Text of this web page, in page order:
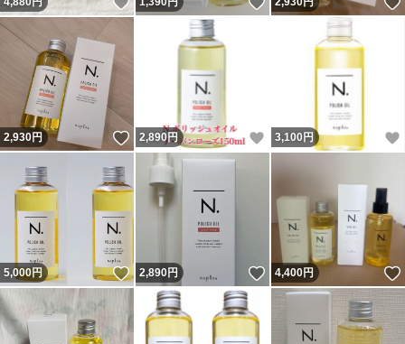
2,930円 いいね！
2,890円 いいね！
3,100 円
5,000円 いいね！
2,890円 いいね！
4,400円